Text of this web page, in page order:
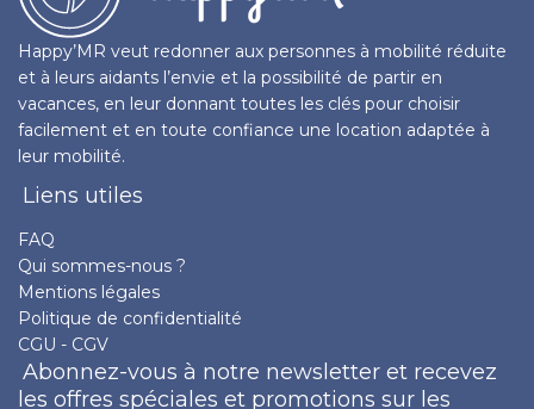
Happy’MR veut redonner aux personnes à mobilité réduite
et à leurs aidants l’envie et la possibilité de partir en
vacances, en leur donnant toutes les clés pour choisir
facilement et en toute confiance une location adaptée à
leur mobilité.
Liens utiles
FAQ
Qui sommes-nous ?
Mentions légales
Politique de confidentialité
CGU - CGV
Abonnez-vous à notre newsletter et recevez
les offres spéciales et promotions sur les